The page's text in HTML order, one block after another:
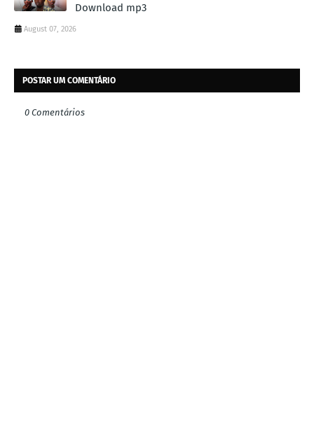
Download mp3
August 07, 2026
POSTAR UM COMENTÁRIO
0 Comentários